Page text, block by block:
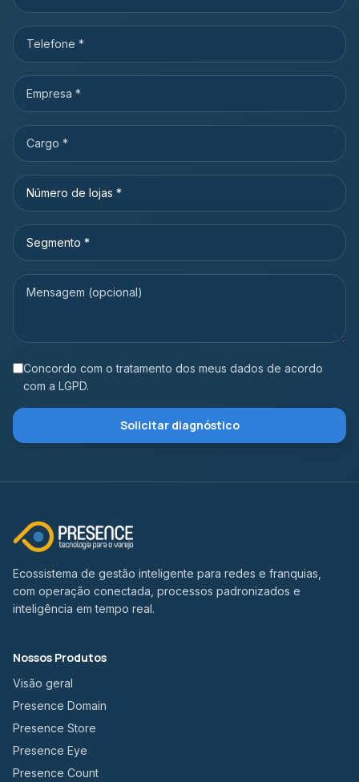
Concordo com o tratamento dos meus dados de acordo
com a LGPD.
Solicitar diagnóstico
Ecossistema de gestão inteligente para redes e franquias,
com operação conectada, processos padronizados e
inteligência em tempo real.
Nossos Produtos
Visão geral
Presence Domain
Presence Store
Presence Eye
Presence Count